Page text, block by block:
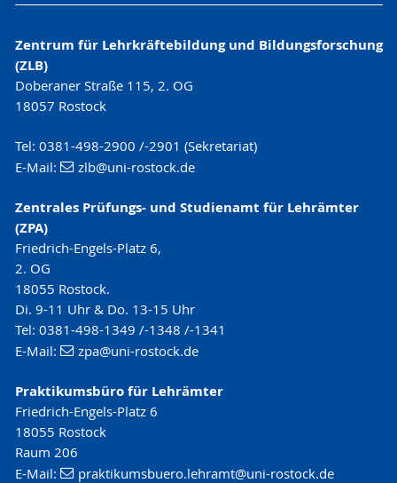
Zentrum für Lehrkräftebildung und Bildungsforschung
(ZLB)
Doberaner Straße 115, 2. OG
18057 Rostock
Tel: 0381-498-2900 /-2901 (Sekretariat)
E-Mail:
zlb@uni-rostock.de
Zentrales Prüfungs- und Studienamt für Lehrämter
(ZPA)
Friedrich-Engels-Platz 6,
2. OG
18055 Rostock.
Di. 9-11 Uhr & Do. 13-15 Uhr
Tel: 0381-498-1349 /-1348 /-1341
E-Mail:
zpa@uni-rostock.de
Praktikumsbüro für Lehrämter
Friedrich-Engels-Platz 6
18055 Rostock
Raum 206
E-Mail:
praktikumsbuero.lehramt@uni-rostock.de